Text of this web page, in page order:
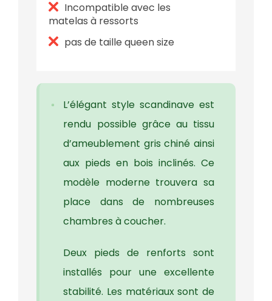
Incompatible avec les
matelas à ressorts
pas de taille queen size
L’élégant style scandinave est
rendu possible grâce au tissu
d’ameublement gris chiné ainsi
aux pieds en bois inclinés. Ce
modèle moderne trouvera sa
place dans de nombreuses
chambres à coucher.
Deux pieds de renforts sont
installés pour une excellente
stabilité. Les matériaux sont de